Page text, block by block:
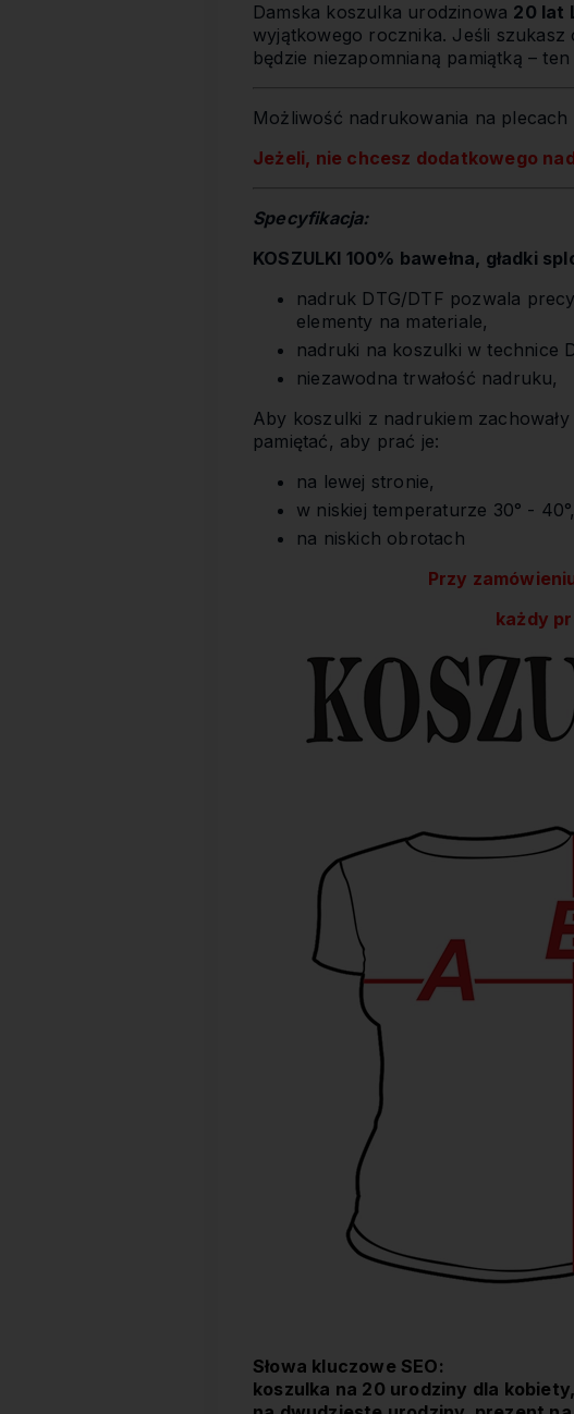
Damska koszulka urodzinowa 20 lat
wyjątkowego rocznika. Jeśli
będzie niezapomnianą pamiątką –
Możliwość nadrukowania na plecach
Jeżeli, nie chcesz dodatkowego
Specyfikacja:
KOSZULKI 100% bawełna, gładki
nadruk DTG/DTF pozwala
elementy na materiale,
nadruki na koszulki w technice
niezawodna trwałość nadruku,
Aby koszulki z nadrukiem
pamiętać, aby prać je:
na lewej stronie,
w niskiej temperaturze 30° - 40°,
na niskich obrotach
Przy
każdy
Słowa kluczowe SEO:
koszulka na 20 urodziny dla